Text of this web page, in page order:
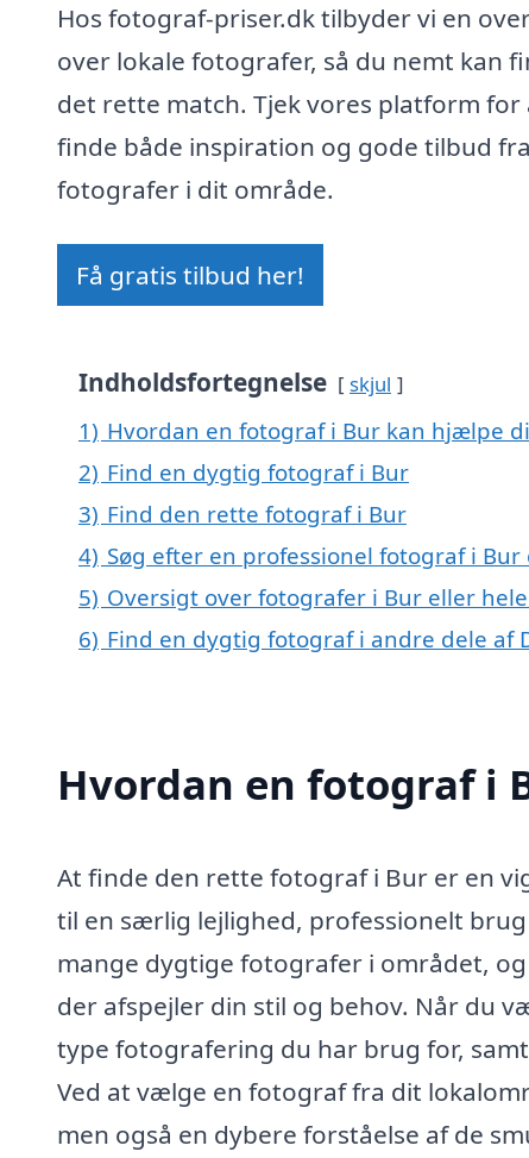
Hos fotograf-priser.dk tilbyder vi en
over lokale fotografer, så du nemt kan
det rette match. Tjek vores platform for
finde både inspiration og gode tilbud fra
fotografer i dit område.
Få gratis tilbud her!
Indholdsfortegnelse skjul
1) Hvordan en fotograf i Bur kan hjælpe
2) Find en dygtig fotograf i Bur
3) Find den rette fotograf i Bur
4) Søg efter en professionel fotograf i Bur
5) Oversigt over fotografer i Bur eller
6) Find en dygtig fotograf i andre dele af
Hvordan en fotograf i
At finde den rette fotograf i Bur er en
til en særlig lejlighed, professionelt
mange dygtige fotografer i området,
der afspejler din stil og behov. Når du
type fotografering du har brug for,
Ved at vælge en fotograf fra dit
men også en dybere forståelse af de